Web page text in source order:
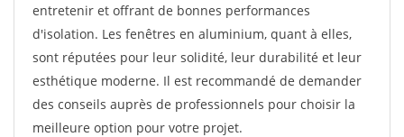
entretenir et offrant de bonnes performances
d'isolation. Les fenêtres en aluminium, quant à elles,
sont réputées pour leur solidité, leur durabilité et leur
esthétique moderne. Il est recommandé de demander
des conseils auprès de professionnels pour choisir la
meilleure option pour votre projet.